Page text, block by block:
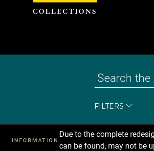
FILTERS
INFORMATION
Due to the complete
can be found, may not be
Cookies management panel